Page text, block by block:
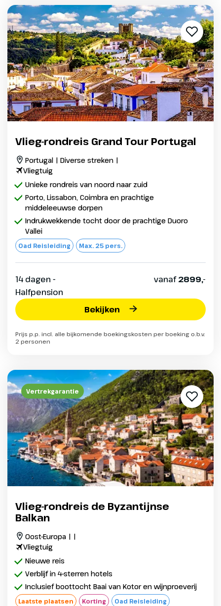
Vlieg-rondreis Grand Tour Portugal
Portugal | Diverse streken |
Vliegtuig
Unieke rondreis van noord naar zuid
Porto, Lissabon, Coimbra en prachtige
middeleeuwse dorpen
Indrukwekkende tocht door de prachtige Duoro
Vallei
Oad Reisleiding Max. 25 pers.
14 dagen -
Halfpension
vanaf2899,-
Bekijken
Prijs p.p. incl. alle bijkomende boekingskosten per boeking o.b.v.
2 personen
Vertrekgarantie
Vlieg-rondreis de Byzantijnse
Balkan
Oost-Europa | |
Vliegtuig
Nieuwe reis
Verblijf in 4-sterren hotels
Inclusief boottocht Baai van Kotor en wijnproeverij
Laatste plaatsen Korting
Oad Reisleiding